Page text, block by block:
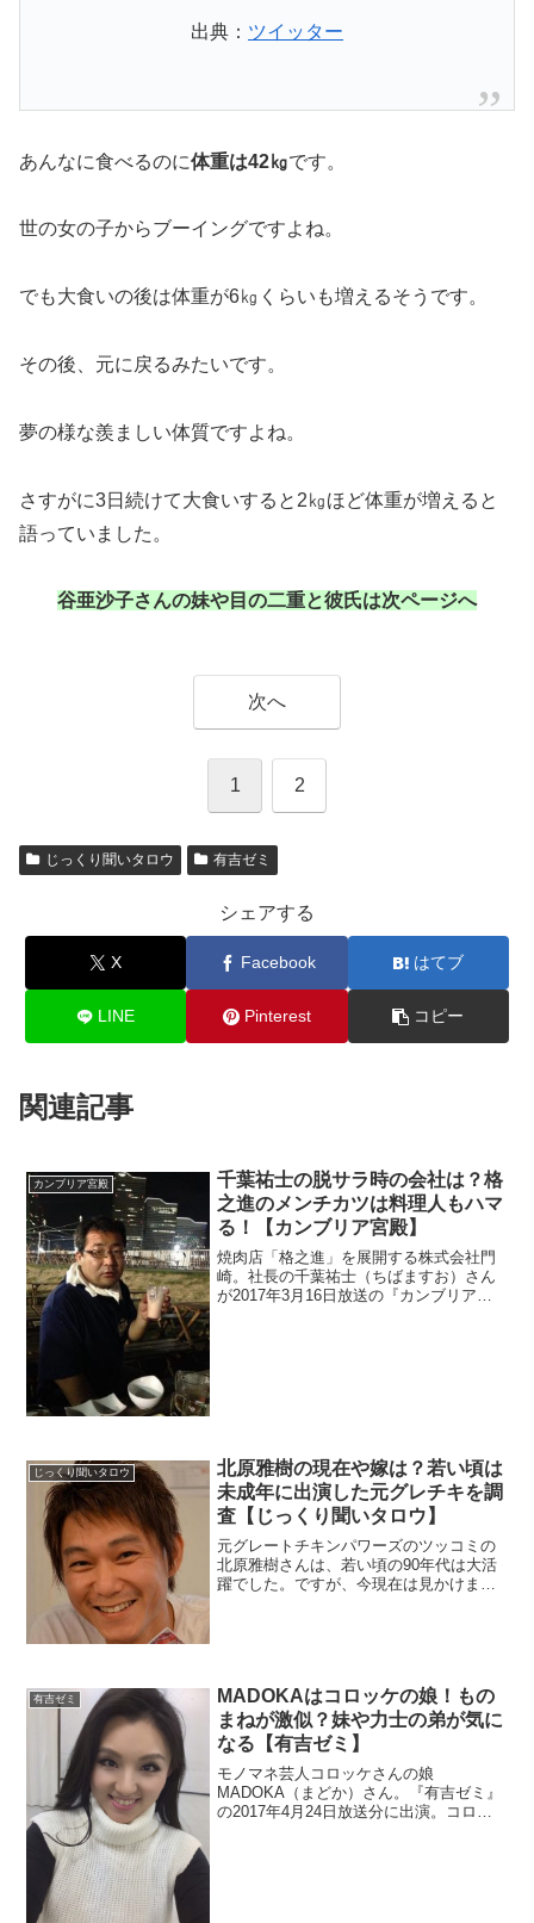
出典： ツイッター
あんなに食べるのに体重は42㎏です。
世の女の子からブーイングですよね。
でも大食いの後は体重が6㎏くらいも増えるそうです。
その後、元に戻るみたいです。
夢の様な羨ましい体質ですよね。
さすがに3日続けて大食いすると2㎏ほど体重が増えると
語っていました。
谷亜沙子さんの妹や目の二重と彼氏は次ページへ
次へ
1 2
じっくり聞いタロウ 有吉ゼミ
シェアする
X Facebook はてブ
LINE Pinterest コピー
関連記事
カンブリア宮殿
千葉祐士の脱サラ時の会社は？格
之進のメンチカツは料理人もハマ
る！【カンブリア宮殿】
焼肉店「格之進」を展開する株式会社門
崎。社長の千葉祐士（ちばますお）さん
が2017年3月16日放送の『カンブリア宮
じっくり聞いタロウ
北原雅樹の現在や嫁は？若い頃は
未成年に出演した元グレチキを調
査【じっくり聞いタロウ】
元グレートチキンパワーズのツッコミの
北原雅樹さんは、若い頃の90年代は大活
躍でした。ですが、今現在は見かけませ
有吉ゼミ
MADOKAはコロッケの娘！もの
まねが激似？妹や力士の弟が気に
なる【有吉ゼミ】
モノマネ芸人コロッケさんの娘
MADOKA（まどか）さん。『有吉ゼミ』
の2017年4月24日放送分に出演。コロッ